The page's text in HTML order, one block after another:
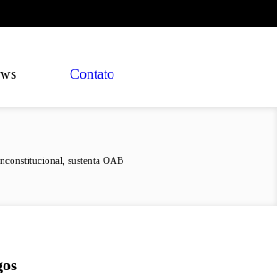
Contato
sustenta OAB